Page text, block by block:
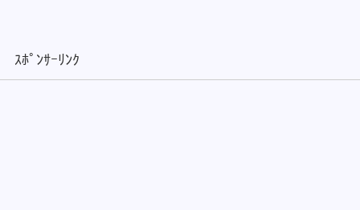
ｽﾎﾟﾝｻｰﾘﾝｸ